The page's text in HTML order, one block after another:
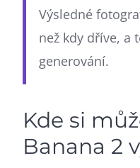
Výsledné
než kdy dříve, a
generování.
Kde si
Banana 2